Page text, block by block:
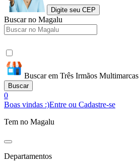
Digite seu CEP
Buscar no Magalu
Buscar em Três Irmãos Multimarcas
Buscar
0
Boas vindas :)Entre ou Cadastre-se
Tem no Magalu
Departamentos